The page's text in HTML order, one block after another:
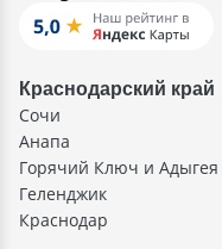
Краснодарский край
Сочи
Анапа
Горячий Ключ и Адыгея
Геленджик
Краснодар